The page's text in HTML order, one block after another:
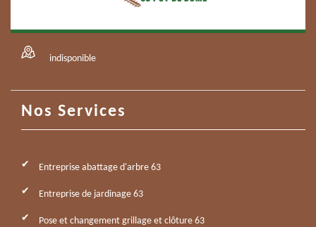
indisponible
Nos Services
Entreprise abattage d'arbre 63
Entreprise de jardinage 63
Pose et changement grillage et clôture 63